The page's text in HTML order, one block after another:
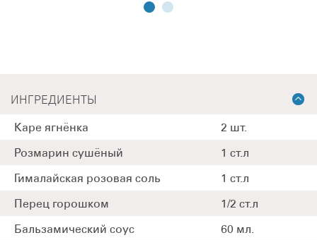
ИНГРЕДИЕНТЫ
Каре ягнёнка 2 шт.
Розмарин сушёный 1 ст.л
Гималайская розовая соль 1 ст.л
Перец горошком 1/2 ст.л
Бальзамический соус 60 мл.